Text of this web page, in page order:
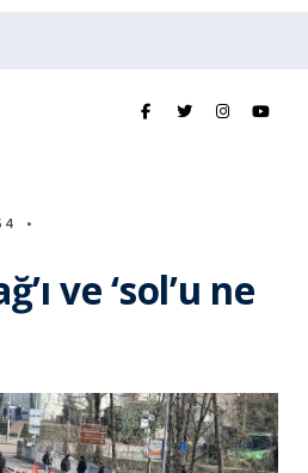
•
ve ‘sol’u ne